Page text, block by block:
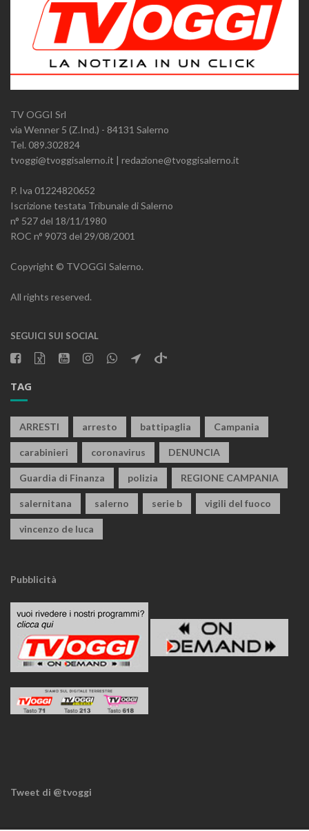
TV OGGI Srl
via Wenner 5 (Z.Ind.) - 84131 Salerno
Tel. 089.302824
tvoggi@tvoggisalerno.it | redazione@tvoggisalerno.it
P. Iva 01224820652
Iscrizione testata Tribunale di Salerno
n° 527 del 18/11/1980
ROC n° 9073 del 29/08/2001
Copyright © TVOGGI Salerno.
All rights reserved.
SEGUICI SUI SOCIAL
TAG
ARRESTI arresto battipaglia Campania
carabinieri coronavirus DENUNCIA
Guardia di Finanza polizia REGIONE CAMPANIA
salernitana salerno serie b vigili del fuoco
vincenzo de luca
Pubblicità
Tweet di @tvoggi